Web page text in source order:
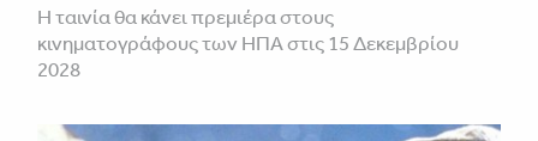
Η ταινία θα κάνει πρεμιέρα στους
κινηματογράφους των ΗΠΑ στις 15 Δεκεμβρίου
2028